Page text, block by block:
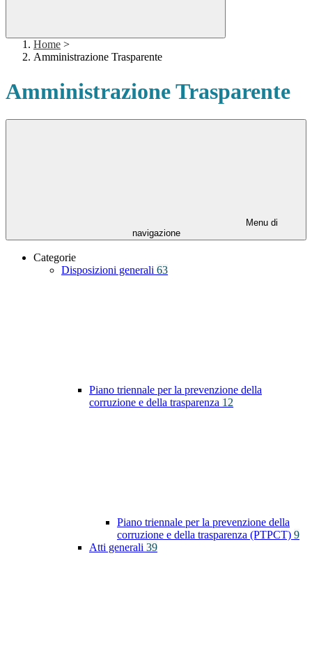
Home >
Amministrazione Trasparente
Amministrazione Trasparente
Menu di
navigazione
Categorie
Disposizioni generali 63
Piano triennale per la prevenzione della
corruzione e della trasparenza 12
Piano triennale per la prevenzione della
corruzione e della trasparenza (PTPCT) 9
Atti generali 39